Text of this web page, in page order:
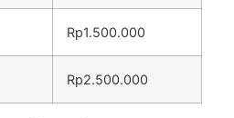
Rp1.500.000
Rp2.500.000